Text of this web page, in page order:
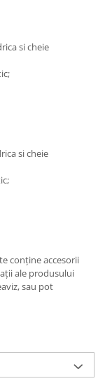
si cheie
si cheie
conține accesorii
ale produsului
sau pot